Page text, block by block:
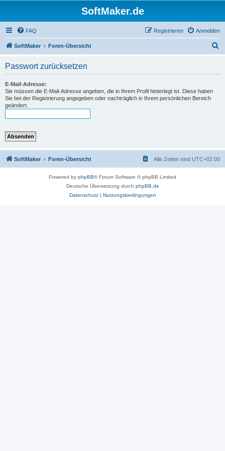
SoftMaker.de
FAQ Anmelden
Registrieren
SoftMaker Foren-Übersicht
Passwort zurücksetzen
E-Mail-Adresse:
Sie müssen die E-Mail-Adresse angeben, die in Ihrem Profil hinterlegt ist. Diese haben
Sie bei der Registrierung angegeben oder nachträglich in Ihrem persönlichen Bereich
geändert.
SoftMaker Foren-Übersicht Alle Zeiten sind UTC+02:00
Powered by phpBB® Forum Software © phpBB Limited
Deutsche Übersetzung durch phpBB.de
Datenschutz| Nutzungsbedingungen